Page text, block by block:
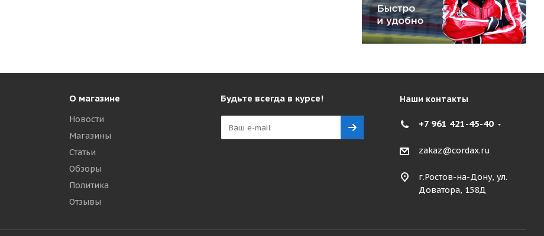
О магазине
Новости
Магазины
Статьи
Обзоры
Политика
Отзывы
Будьте всегда в курсе! Наши контакты
+7 961 421-45-40
zakaz@cordax.ru
г.Ростов-на-Дону, ул.
Доватора, 158Д